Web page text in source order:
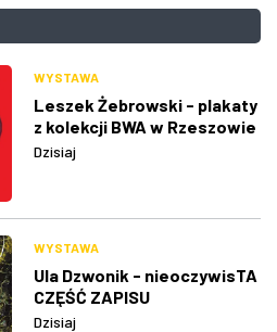
WYSTAWA
Leszek Żebrowski - plakaty
z kolekcji BWA w Rzeszowie
Dzisiaj
WYSTAWA
Ula Dzwonik - nieoczywisTA
CZĘŚĆ ZAPISU
Dzisiaj